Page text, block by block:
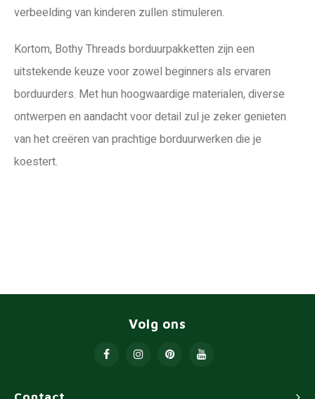
verbeelding van kinderen zullen stimuleren.
Kortom, Bothy Threads borduurpakketten zijn een
uitstekende keuze voor zowel beginners als ervaren
borduurders. Met hun hoogwaardige materialen, diverse
ontwerpen en aandacht voor detail zul je zeker genieten
van het creëren van prachtige borduurwerken die je
koestert.
Volg ons